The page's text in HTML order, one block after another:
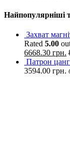
Найпопулярніші
Захват
Rated 5.00
6668.30 грн.
Патрон
3594.00 грн.